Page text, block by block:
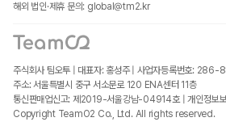
해외 법인·제휴 문의: global@tm2.kr
주식회사 팀오투 | 대표자: 홍성주 | 사업자등록번호:
주소: 서울특별시 중구 서소문로 120 ENA센터 11층
통신판매업신고: 제2019-서울강남-04914호 | 개인정보보
Copyright TeamO2 Co., Ltd. All rights reserved.